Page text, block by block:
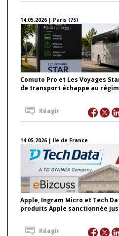
14.05.2026 | Paris (75)
Comuto Pro et Les Voyages
de transport échappe au
Réagir
14.05.2026 | Ile de France
Apple, Ingram Micro et Tech
produits Apple sanctionnée
Réagir